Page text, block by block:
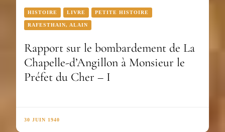
HISTOIRE LIVRE PETITE HISTOIRE
RAFESTHAIN, ALAIN
Rapport sur le bombardement de La
Chapelle-d’Angillon à Monsieur le
Préfet du Cher – I
30 JUIN 1940